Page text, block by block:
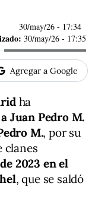
30/may/26 - 17:34
30/may/26 - 17:35
Agregar a Google
ha
Juan Pedro M.
M., por su
clanes
2023 en el
, que se saldó